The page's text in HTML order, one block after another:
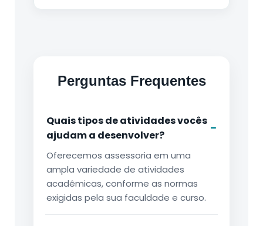
Perguntas Frequentes
Quais tipos de atividades vocês
ajudam a desenvolver?
Oferecemos assessoria em uma
ampla variedade de atividades
acadêmicas, conforme as normas
exigidas pela sua faculdade e curso.